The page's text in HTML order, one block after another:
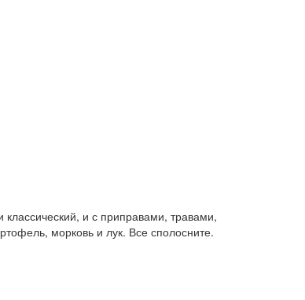
и с приправами, травами,
морковь и лук. Все сполосните.